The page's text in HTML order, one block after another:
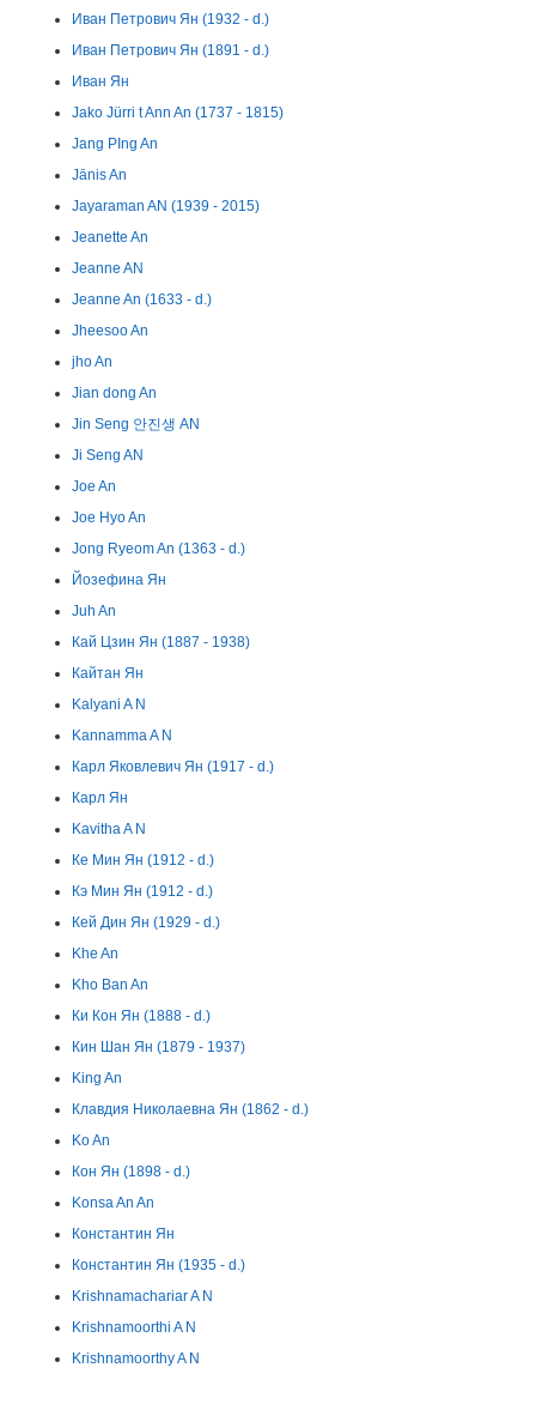
Иван Петрович Ян (1932 - d.)
Иван Петрович Ян (1891 - d.)
Иван Ян
Jako Jürri t Ann An (1737 - 1815)
Jang PIng An
Jānis An
Jayaraman AN (1939 - 2015)
Jeanette An
Jeanne AN
Jeanne An (1633 - d.)
Jheesoo An
jho An
Jian dong An
Jin Seng 안진생 AN
Ji Seng AN
Joe An
Joe Hyo An
Jong Ryeom An (1363 - d.)
Йозефина Ян
Juh An
Кай Цзин Ян (1887 - 1938)
Кайтан Ян
Kalyani A N
Kannamma A N
Карл Яковлевич Ян (1917 - d.)
Карл Ян
Kavitha A N
Ке Мин Ян (1912 - d.)
Кэ Мин Ян (1912 - d.)
Кей Дин Ян (1929 - d.)
Khe An
Kho Ban An
Ки Кон Ян (1888 - d.)
Кин Шан Ян (1879 - 1937)
King An
Клавдия Николаевна Ян (1862 - d.)
Ko An
Кон Ян (1898 - d.)
Konsa An An
Константин Ян
Константин Ян (1935 - d.)
Krishnamachariar A N
Krishnamoorthi A N
Krishnamoorthy A N